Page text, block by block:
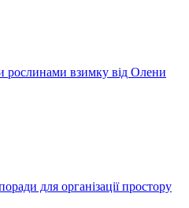
рослинами взимку від Олени
для організації простору